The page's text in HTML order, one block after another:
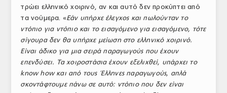
τρώει ελληνικό χοιρινό, αν και αυτό δεν προκύπτει από
τα νούμερα. «Εάν υπήρχε έλεγχος και πωλούνταν το
ντόπιο για ντόπιο και το εισαγόμενο για εισαγόμενο, τότε
σίγουρα δεν θα υπήρχε μείωση στο ελληνικό χοιρινό.
Είναι άδικο για μια σειρά παραγωγούς που έχουν
επενδύσει. Τα χοιροστάσια έχουν εξελιχθεί, υπάρχει το
know howκαι από τους Έλληνες παραγωγούς, απλά
σκοντάφτουμε πάνω σε αυτό: ντόπιο που δεν είναι